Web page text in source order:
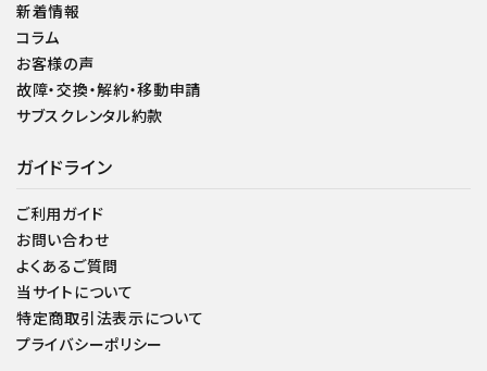
新着情報
コラム
お客様の声
故障・交換・解約・移動申請
サブスクレンタル約款
ガイドライン
ご利用ガイド
お問い合わせ
よくあるご質問
当サイトについて
特定商取引法表示について
プライバシーポリシー